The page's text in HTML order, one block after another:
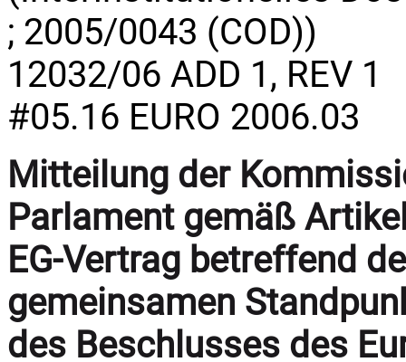
; 2005/0043 (COD))
12032/06 ADD 1, REV 1
#05.16 EURO 2006.03
Mitteilung der
Parlament gemäß
EG-Vertrag betreffend
gemeinsamen
des Beschlusses des